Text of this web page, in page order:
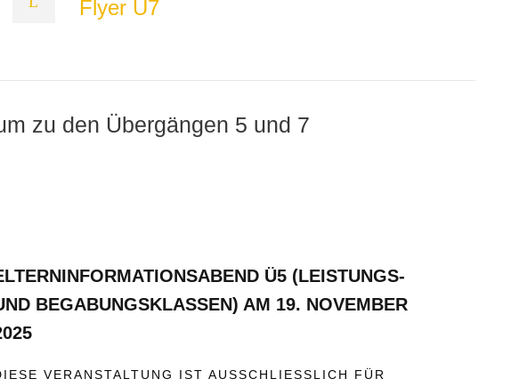
Flyer Ü7
zu den Übergängen 5 und 7
Ü5 (LEISTUNGS-
BEGABUNGSKLASSEN) AM 19. NOVEMBER
VERANSTALTUNG IST AUSSCHLIESSLICH FÜR E